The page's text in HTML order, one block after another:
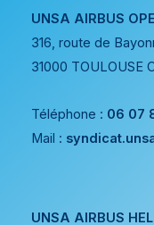
UNSA AIRBUS
316, route de
31000 TOULOUSE
Téléphone : 06 07
Mail :
UNSA AIRBUS